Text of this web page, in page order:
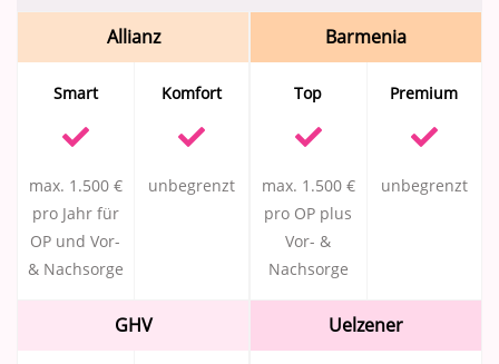
Allianz
Smart
max. 1.500 €
pro Jahr für
OP und Vor-
& Nachsorge
Komfort
unbegrenzt
Barmenia
Top
max. 1.500 €
pro OP plus
Vor- &
Nachsorge
Premium
unbegrenzt
GHV Uelzener